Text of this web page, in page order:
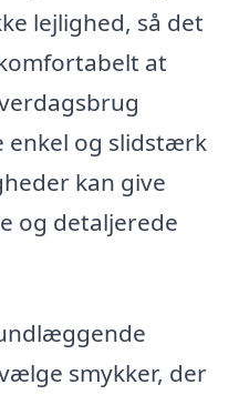
lejlighed, så det
at
og slidstærk
kan give
og detaljerede
smykker, der